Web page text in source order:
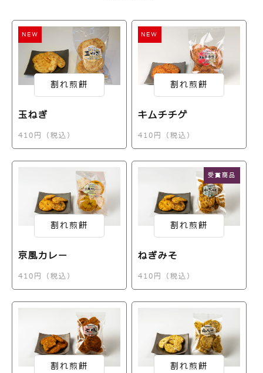
NEW
割れ煎餅
玉ねぎ
410円（税込）
NEW
割れ煎餅
キムチチゲ
410円（税込）
割れ煎餅
京風カレー
410円（税込）
受賞商品
割れ煎餅
ねぎみそ
410円（税込）
割れ煎餅 割れ煎餅